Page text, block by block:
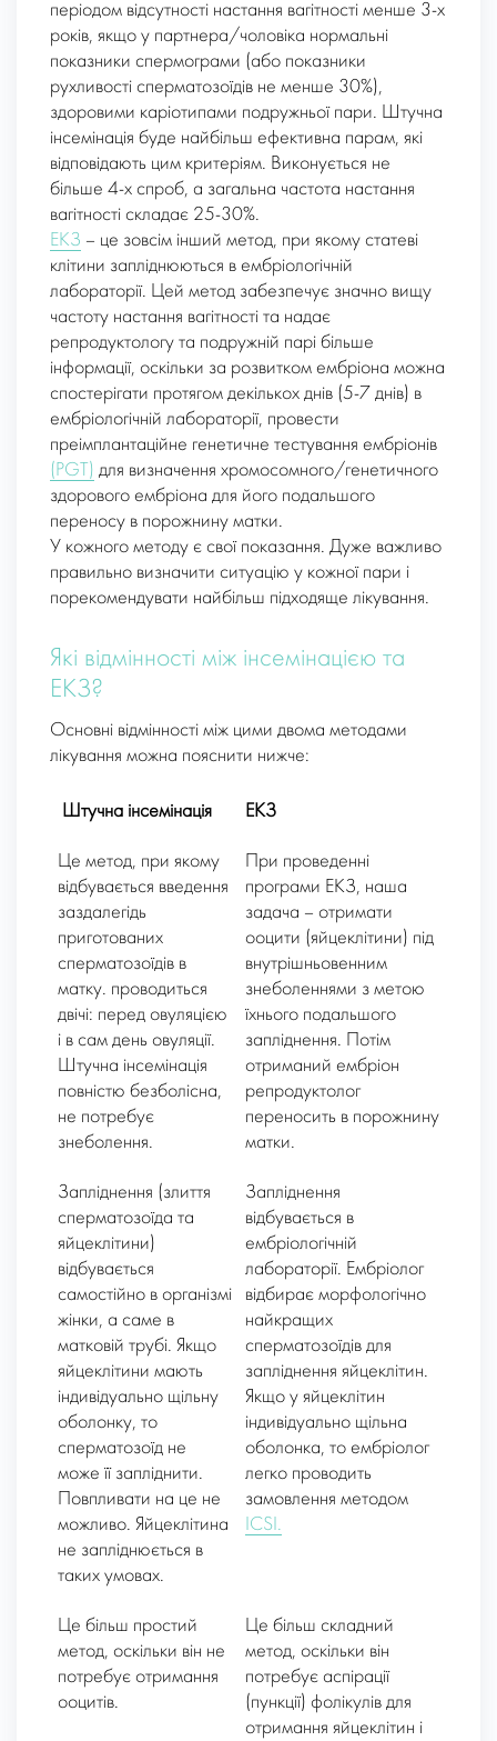
періодом відсутності настання вагітності менше 3-х
років, якщо у партнера/чоловіка нормальні
показники спермограми (або показники
рухливості сперматозоїдів не менше 30%),
здоровими каріотипами подружньої пари. Штучна
інсемінація буде найбільш ефективна парам, які
відповідають цим критеріям. Виконується не
більше 4-х спроб, а загальна частота настання
вагітності складає 25-30%.
ЕКЗ – це зовсім інший метод, при якому статеві
клітини запліднюються в ембріологічній
лабораторії. Цей метод забезпечує значно вищу
частоту настання вагітності та надає
репродуктологу та подружній парі більше
інформації, оскільки за розвитком ембріона можна
спостерігати протягом декількох днів (5-7 днів) в
ембріологічній лабораторії, провести
преімплантаційне генетичне тестування ембріонів
(PGT) для визначення хромосомного/генетичного
здорового ембріона для його подальшого
переносу в порожнину матки.
У кожного методу є свої показання. Дуже важливо
правильно визначити ситуацію у кожної пари і
порекомендувати найбільш підходяще лікування.
Які відмінності між інсемінацією та
ЕКЗ?
Основні відмінності між цими двома методами
лікування можна пояснити нижче:
Штучна інсемінація ЕКЗ
Це метод, при якому
відбувається введення
заздалегідь
приготованих
сперматозоїдів в
матку. проводиться
двічі: перед овуляцією
і в сам день овуляції.
Штучна інсемінація
повністю безболісна,
не потребує
знеболення.
При проведенні
програми ЕКЗ, наша
задача – отримати
ооцити (яйцеклітини) під
внутрішньовенним
знеболеннями з метою
їхнього подальшого
запліднення. Потім
отриманий ембріон
репродуктолог
переносить в порожнину
матки.
Запліднення (злиття
сперматозоїда та
яйцеклітини)
відбувається
самостійно в організмі
жінки, а саме в
матковій трубі. Якщо
яйцеклітини мають
індивідуально щільну
оболонку, то
сперматозоїд не
може її запліднити.
Повпливати на це не
можливо. Яйцеклітина
не запліднюється в
таких умовах.
Запліднення
відбувається в
ембріологічній
лабораторії. Ембріолог
відбирає морфологічно
найкращих
сперматозоїдів для
запліднення яйцеклітин.
Якщо у яйцеклітин
індивідуально щільна
оболонка, то ембріолог
легко проводить
замовлення методом
ICSI.
Це більш простий
метод, оскільки він не
потребує отримання
ооцитів.
Це більш складний
метод, оскільки він
потребує аспірації
(пункції) фолікулів для
отримання яйцеклітин і